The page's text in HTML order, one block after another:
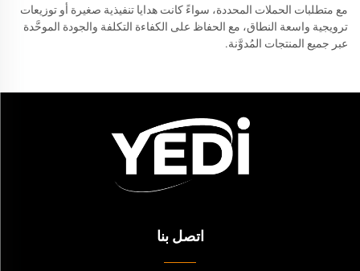
مع متطلبات الحملات المحددة، سواءً كانت هدايا تنفيذية صغيرة أو توزيعات
ترويجية واسعة النطاق، مع الحفاظ على الكفاءة التكلفة والجودة الموحَّدة
عبر جميع المنتجات المُدوَّنة.
اتصل بنا